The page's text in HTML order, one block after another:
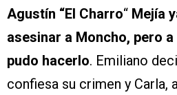
Agustín “El Charro“ Mejía
asesinar a Moncho, pero
pudo hacerlo. Emiliano
confiesa su crimen y Carla,